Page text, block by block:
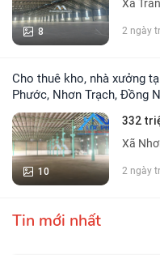
8
Xã
2 ngày
Cho thuê kho, nhà xưởng tại Đường Nguyễn Ái Quốc, Hiệp
Phước, Nhơn Trạch,
10
332
Xã
2 ngày
Tin mới nhất